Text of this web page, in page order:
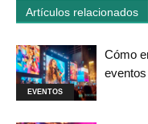
Artículos relacionados
EVENTOS
Cómo